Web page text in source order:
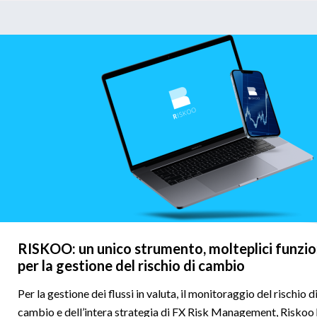
RISKOO: un unico strumento, molteplici
per la gestione del rischio di cambio
Per la gestione dei flussi in valuta, il monitoraggio del rischio di
cambio e dell’intera strategia di FX Risk Management, Riskoo